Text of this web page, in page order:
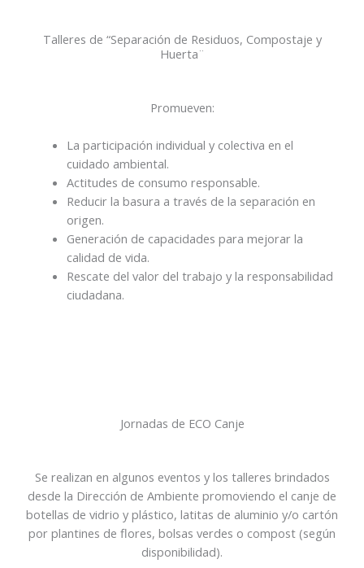
Talleres de “Separación de Residuos, Compostaje y
Huerta¨
Promueven:
La participación individual y colectiva en el
cuidado ambiental.
Actitudes de consumo responsable.
Reducir la basura a través de la separación en
origen.
Generación de capacidades para mejorar la
calidad de vida.
Rescate del valor del trabajo y la responsabilidad
ciudadana.
Jornadas de ECO Canje
Se realizan en algunos eventos y los talleres brindados
desde la Dirección de Ambiente promoviendo el canje de
botellas de vidrio y plástico, latitas de aluminio y/o cartón
por plantines de flores, bolsas verdes o compost (según
disponibilidad).